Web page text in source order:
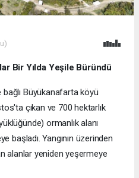
Bir Yılda Yeşile Büründü
Büyükanafarta köyü
çıkan ve 700 hektarlık
ormanlık alanı
başladı. Yangının üzerinden
alanlar yeniden yeşermeye